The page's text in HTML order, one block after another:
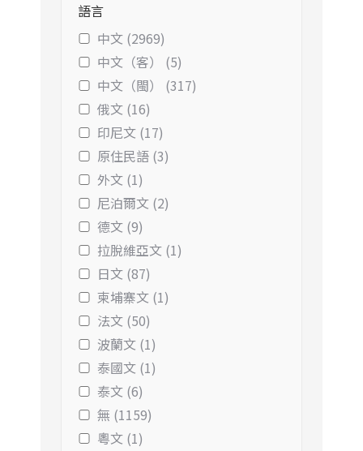
語言
中文 (2969)
中文（客） (5)
中文（閩） (317)
俄文 (16)
印尼文 (17)
原住民語 (3)
外文 (1)
尼泊爾文 (2)
德文 (9)
拉脫維亞文 (1)
日文 (87)
柬埔寨文 (1)
法文 (50)
波蘭文 (1)
泰國文 (1)
泰文 (6)
無 (1159)
粵文 (1)